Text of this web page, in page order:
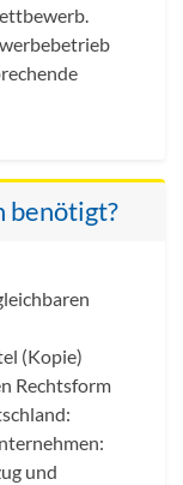
benötigt?
(Kopie)
Rechtsform
und